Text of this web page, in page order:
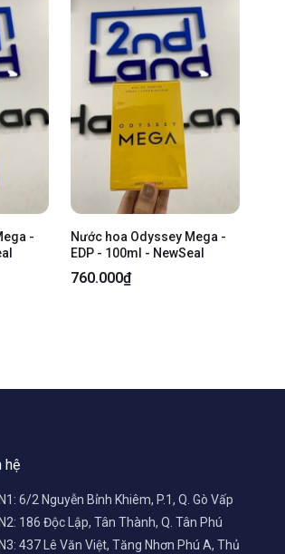
-
Nước hoa Odyssey Mega -
EDP - 100ml - NewSeal
760.000₫
hệ
6/2 Nguyễn Bỉnh Khiêm, P.1, Q. Gò Vấp
186 Độc Lập, Tân Thành, Q. Tân Phú
437 Lê Văn Việt, Tăng Nhơn Phú A, Thủ